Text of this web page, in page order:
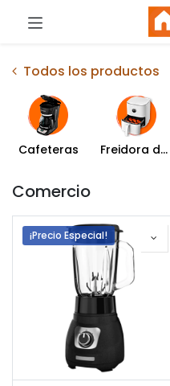
Todos los productos
Cafeteras Freidora de Aire
Comercio
¡Precio Especial!